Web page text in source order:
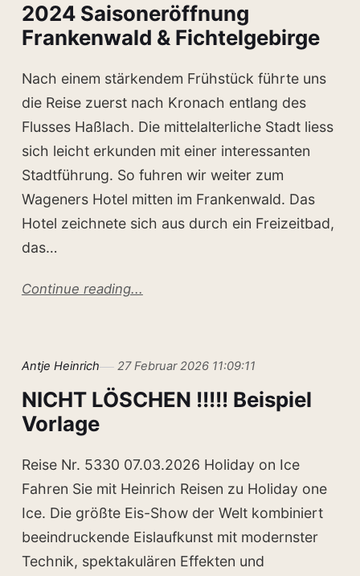
2024 Saisoneröffnung
Frankenwald & Fichtelgebirge
Nach einem stärkendem Frühstück führte uns
die Reise zuerst nach Kronach entlang des
Flusses Haßlach. Die mittelalterliche Stadt liess
sich leicht erkunden mit einer interessanten
Stadtführung. So fuhren wir weiter zum
Wageners Hotel mitten im Frankenwald. Das
Hotel zeichnete sich aus durch ein Freizeitbad,
das…
Continue reading...
Antje Heinrich 27 Februar 2026 11:09:11
NICHT LÖSCHEN !!!!! Beispiel
Vorlage
Reise Nr. 5330 07.03.2026 Holiday on Ice
Fahren Sie mit Heinrich Reisen zu Holiday one
Ice. Die größte Eis-Show der Welt kombiniert
beeindruckende Eislaufkunst mit modernster
Technik, spektakulären Effekten und